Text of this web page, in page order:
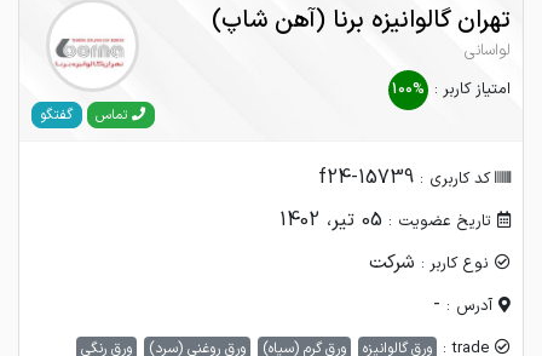
تهران گالوانیزه برنا (آهن شاپ)
لواسانی
امتیاز کاربر : 100%
تماس گفتگو
کد کاربری : f24-15739
تاریخ عضویت : 05 تیر، 1402
نوع کاربر : شرکت
آدرس : -
trade : ورق گالوانیزه ورق گرم (سیاه) ورق روغنی (سرد) ورق رنگی